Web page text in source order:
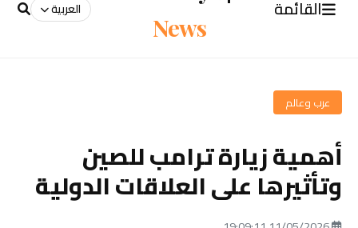
القائمة
News
العربية
عرب وعالم
أهمية زيارة ترامب للصين
وتأثيرها على العلاقات الدولية